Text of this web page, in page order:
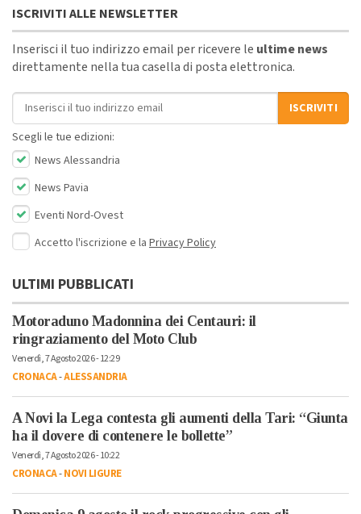
ISCRIVITI ALLE NEWSLETTER
Inserisci il tuo indirizzo email per ricevere le ultime news
direttamente nella tua casella di posta elettronica.
Indirizzo email
ISCRIVITI
Scegli le tue edizioni:
News Alessandria
News Pavia
Eventi Nord-Ovest
Accetto l'iscrizione e la Privacy Policy
ULTIMI PUBBLICATI
Motoraduno Madonnina dei Centauri: il
ringraziamento del Moto Club
Venerdì, 7 Agosto 2026 - 12:29
CRONACA-ALESSANDRIA
A Novi la Lega contesta gli aumenti della Tari: “Giunta
ha il dovere di contenere le bollette”
Venerdì, 7 Agosto 2026 - 10:22
CRONACA-NOVI LIGURE